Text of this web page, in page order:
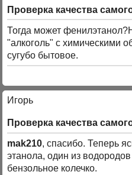
Проверка качества
Тогда может
"алкоголь" с химическими
сугубо бытовое.
Игорь
Проверка качества
mak210, спасибо. Теперь
этанола, один из
бензольное колечко.